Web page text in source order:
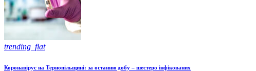
trending_flat
Коронавірус на Тернопільщині: за останню добу – шестеро інфікованих